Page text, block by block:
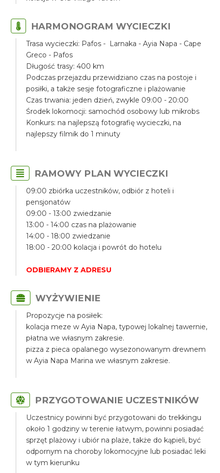
HARMONOGRAM WYCIECZKI
Trasa wycieczki: Pafos - Larnaka - Ayia Napa - Cape
Greco - Pafos
Długość trasy: 400 km
Podczas przejazdu przewidziano czas na postoje i
posiłki, a także sesje fotograficzne i plażowanie
Czas trwania: jeden dzień, zwykle 09:00 - 20:00
Środek lokomocji: samochód osobowy lub mikrobs
Konkurs: na najlepszą fotografię wycieczki, na
najlepszy filmik do 1 minuty
RAMOWY PLAN WYCIECZKI
09:00 zbiórka uczestników, odbiór z hoteli i
pensjonatów
09:00 - 13:00 zwiedzanie
13:00 - 14:00 czas na plażowanie
14:00 - 18:00 zwiedzanie
18:00 - 20:00 kolacja i powrót do hotelu
ODBIERAMY Z ADRESU
WYŻYWIENIE
Propozycje na posiłek:
kolacja meze w Ayia Napa, typowej lokalnej tawernie,
płatna we własnym zakresie.
pizza z pieca opalanego wysezonowanym drewnem
w Ayia Napa Marina we własnym zakresie.
PRZYGOTOWANIE UCZESTNIKÓW
Uczestnicy powinni być przygotowani do trekkingu
około 1 godziny w terenie łatwym, powinni posiadać
sprzęt plażowy i ubiór na plaże, także do kąpieli, być
odpornym na choroby lokomocyjne lub posiadać leki
w tym kierunku